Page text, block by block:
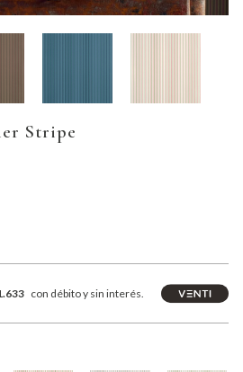
Stripe
con débito y sin interés.